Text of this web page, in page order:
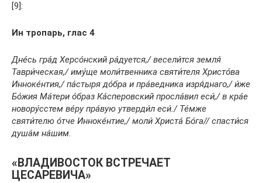
[9]:
Ин тропарь, глас 4
Дне́сь гра́д Херсо́нский ра́дуется,/ весели́тся земля́
Таври́ческая,/ иму́ще моли́твенника святи́теля Христо́ва
Инноке́нтия,/ па́стыря до́бра и пра́ведника изря́днаго,/ и́же
Бо́жия Ма́тери о́браз Ка́сперовский просла́вил еси́,/ в кра́е
новору́сстем ве́ру пра́вую утверди́л еси́./ Те́мже
святи́телю о́тче Инноке́нтие,/ моли́ Христа́ Бо́га// спасти́ся
душа́м на́шим.
«ВЛАДИВОСТОК ВСТРЕЧАЕТ
ЦЕСАРЕВИЧА»